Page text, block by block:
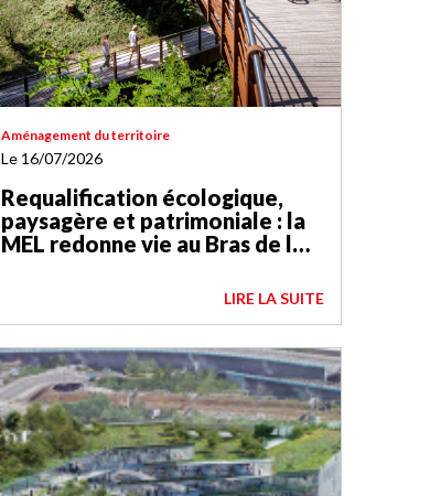
Aménagement du territoire
Le 16/07/2026
Requalification écologique,
paysagère et patrimoniale : la
MEL redonne vie au Bras de la
LIRE LA SUITE